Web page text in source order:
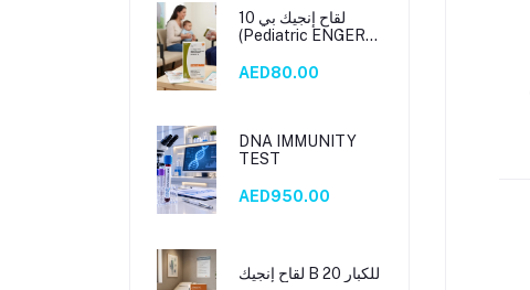
لقاح إنجيك بي 10
(Pediatric ENGERIX
AED80.00
DNA IMMUNITY
TEST
AED950.00
لقاح إنجيك B 20 للكبار